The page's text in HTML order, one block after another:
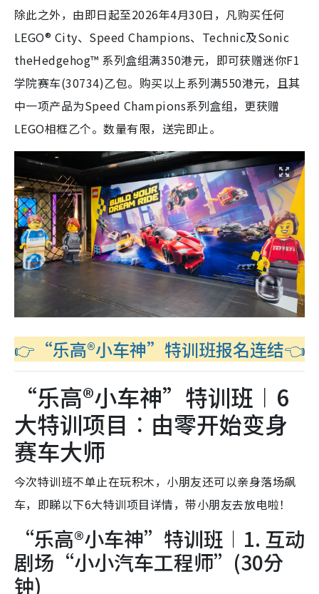
除此之外，由即日起至2026年4月30日，凡购买任何
LEGO® City、Speed Champions、Technic及Sonic
theHedgehog™ 系列盒组满350港元，即可获赠迷你F1
学院赛车(30734)乙包。购买以上系列满550港元，且其
中一项产品为Speed Champions系列盒组，更获赠
LEGO相框乙个。数量有限，送完即止。
👉“乐高®小车神”特训班报名连结👈
“乐高®小车神”特训班︱6
大特训项目︰由零开始变身
赛车大师
今次特训班不单止在玩积木，小朋友还可以亲身落场飙
车，即睇以下6大特训项目详情，带小朋友去放电啦！
“乐高®小车神”特训班︱1. 互动
剧场“小小汽车工程师”(30分
钟)